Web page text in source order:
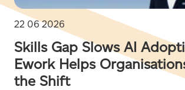
22 06 2026
Skills Gap Slows AI
Ework Helps
the Shift